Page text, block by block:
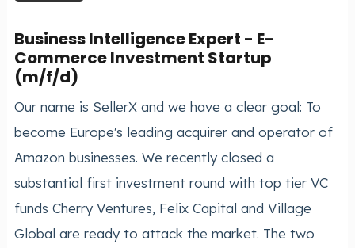
Business Intelligence Expert - E-
Commerce Investment Startup
(m/f/d)
Our name is SellerX and we have a clear goal: To
become Europe's leading acquirer and operator of
Amazon businesses. We recently closed a
substantial first investment round with top tier VC
funds Cherry Ventures, Felix Capital and Village
Global are ready to attack the market. The two